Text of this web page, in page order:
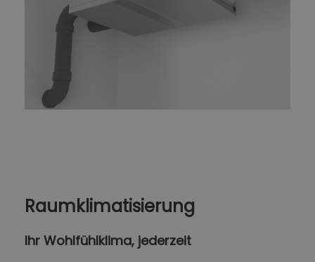
Raumklimatisierung
Ihr Wohlfühlklima, jederzeit